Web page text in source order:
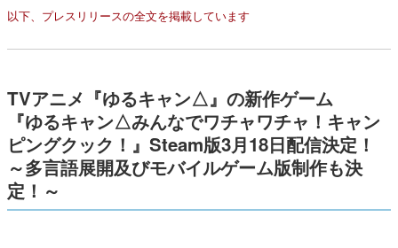
以下、プレスリリースの全文を掲載しています
TVアニメ『ゆるキャン△』の新作ゲーム
『ゆるキャン△みんなでワチャワチャ！キャン
ピングクック！』Steam版3月18日配信決定！
～多言語展開及びモバイルゲーム版制作も決
定！～